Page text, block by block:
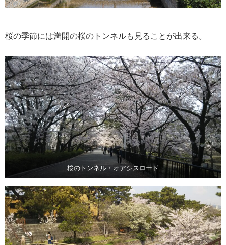
桜の季節には満開の桜のトンネルも見ることが出来る。
桜のトンネル・オアシスロード